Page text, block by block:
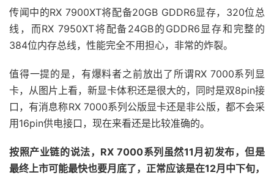
传闻中的RX 7900XT将配备20GB GDDR6显存，320位总
线，而RX 7950XT将配备24GB的GDDR6显存和完整的
384位内存总线，性能完全不用担心，非常的炸裂。
值得一提的是，有爆料者之前放出了所谓RX 7000系列显
卡，从图片上看，新显卡体积还是很大的，同时是双8pin接
口，有消息称RX 7000系列公版显卡还是非公版，都不会采
用16pin供电接口，现在来看还是比较准确的。
按照产业链的说法，RX 7000系列虽然11月初发布，但是
最终上市可能最快也要月底了，正常应该是在12月中下旬，